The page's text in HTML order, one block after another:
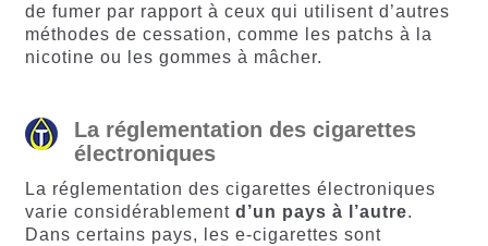
de fumer par rapport à ceux qui utilisent d’autres
méthodes de cessation, comme les patchs à la
nicotine ou les gommes à mâcher.
La réglementation des cigarettes
électroniques
La réglementation des cigarettes électroniques
varie considérablement d’un pays à l’autre.
Dans certains pays, les e-cigarettes sont